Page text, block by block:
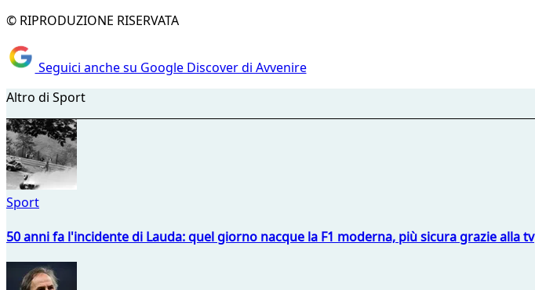
© RIPRODUZIONE RISERVATA
Seguici anche su Google Discover di Avvenire
Altro di Sport
Sport
50 anni fa l'incidente di Lauda: quel giorno nacque la F1 moderna, più sicura grazie alla tv